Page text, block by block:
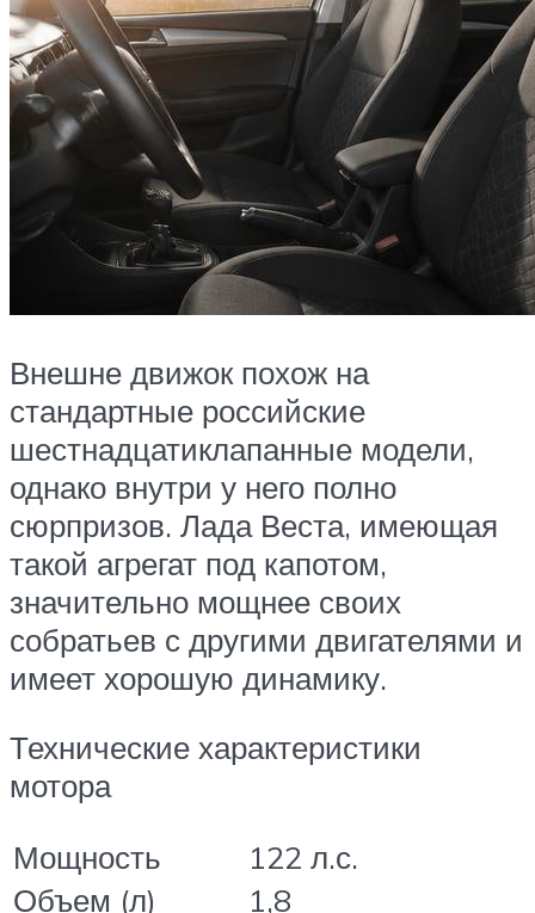
Внешне движок похож на
стандартные российские
шестнадцатиклапанные модели,
однако внутри у него полно
сюрпризов. Лада Веста, имеющая
такой агрегат под капотом,
значительно мощнее своих
собратьев с другими двигателями и
имеет хорошую динамику.
Технические характеристики
мотора
Мощность
122 л.с.
Объем (л)
1,8